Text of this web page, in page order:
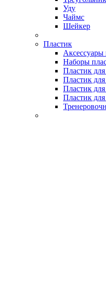
Уду
Чаймс
Шейкер
Пластик
Аксессуары
Наборы
Пластик
Пластик
Пластик
Пластик